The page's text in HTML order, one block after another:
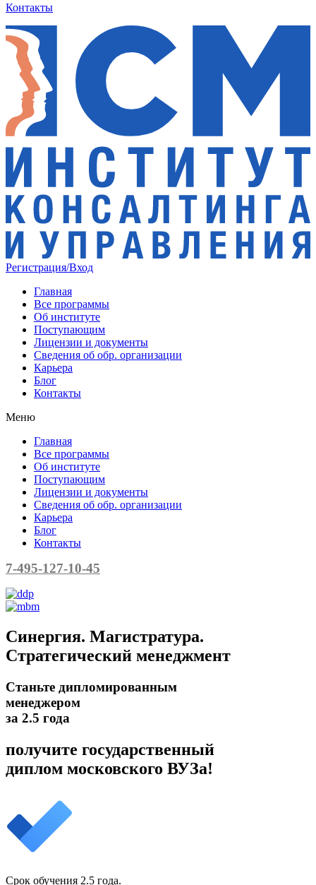
Контакты
Регистрация/Вход
Главная
Все программы
Об институте
Поступающим
Лицензии и документы
Сведения об обр. организации
Карьера
Блог
Контакты
Меню
Главная
Все программы
Об институте
Поступающим
Лицензии и документы
Сведения об обр. организации
Карьера
Блог
Контакты
7-495-127-10-45
Синергия. Магистратура.
Стратегический менеджмент
Станьте дипломированным
менеджером
за 2.5 года
получите государственный
диплом московского ВУЗа!
Срок обучения 2.5 года.